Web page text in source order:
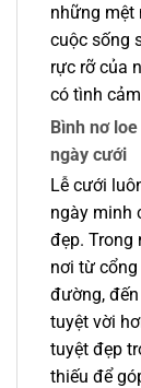
những mệt
cuộc sống
rực rỡ của
có tình
Bình nơ
ngày cưới
Lễ cưới
ngày minh
đẹp. Trong
nơi từ
đường,
tuyệt vời
tuyệt đẹp
thiếu để